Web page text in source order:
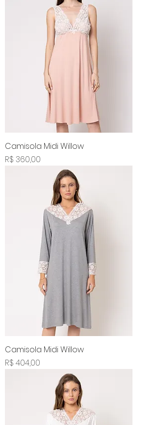
Camisola Midi Willow
Preço
R$ 360,00
Camisola Midi Willow
Preço
R$ 404,00